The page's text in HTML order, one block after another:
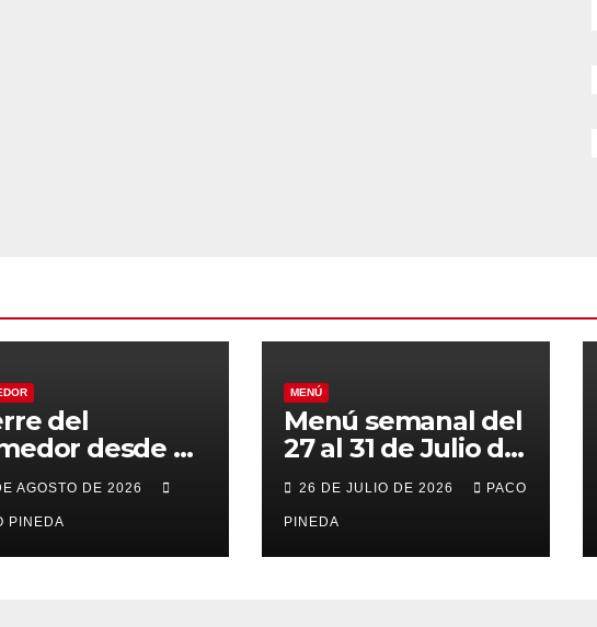
del
desde el
21 de Agosto
vacaciones
AGOSTO DE 2026
PINEDA
MENÚ
Menú semanal del
27 al 31 de Julio de
2026
26 DE JULIO DE 2026 PACO
PINEDA